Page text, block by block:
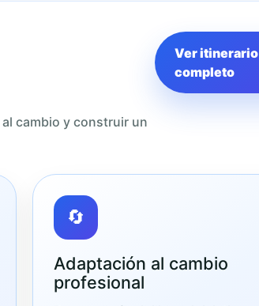
cambio y construir un
Ver itinerario
completo
🔄
Adaptación al cambio
profesional